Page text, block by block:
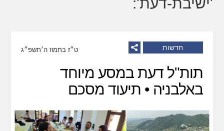
'ישיבת-דעת':
חדשות ט״ז בתמוז ה׳תשפ״ג
תות"ל דעת במסע מיוחד
באלבניה • תיעוד מסכם